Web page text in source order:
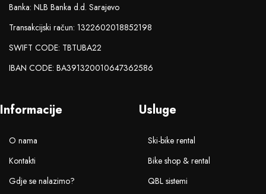
Banka: NLB Banka d.d. Sarajevo
Transakcijski račun: 1322602018852198
SWIFT CODE: TBTUBA22
IBAN CODE: BA391320010647362586
Informacije
O nama
Kontakti
Gdje se nalazimo?
Usluge
Ski-bike rental
Bike shop & rental
QBL sistemi